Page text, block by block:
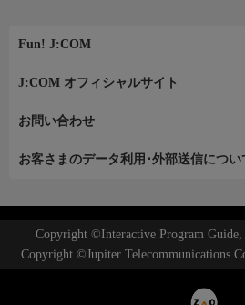
Fun! J:COM
J:COM オフィシャルサイト
お問い合わせ
お客さまのデータ利用･外部送信につい
Copyright ©Interactive Program
Copyright ©Jupiter Telecommunications